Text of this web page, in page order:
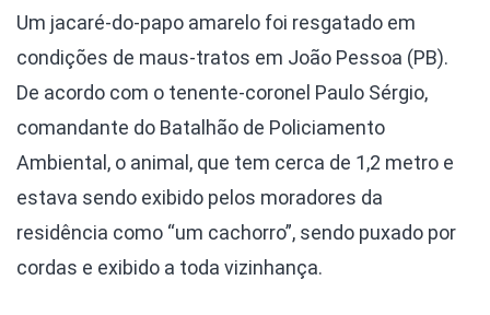
Um jacaré-do-papo amarelo foi resgatado em
condições de maus-tratos em João Pessoa (PB).
De acordo com o tenente-coronel Paulo Sérgio,
comandante do Batalhão de Policiamento
Ambiental, o animal, que tem cerca de 1,2 metro e
estava sendo exibido pelos moradores da
residência como “um cachorro”, sendo puxado por
cordas e exibido a toda vizinhança.